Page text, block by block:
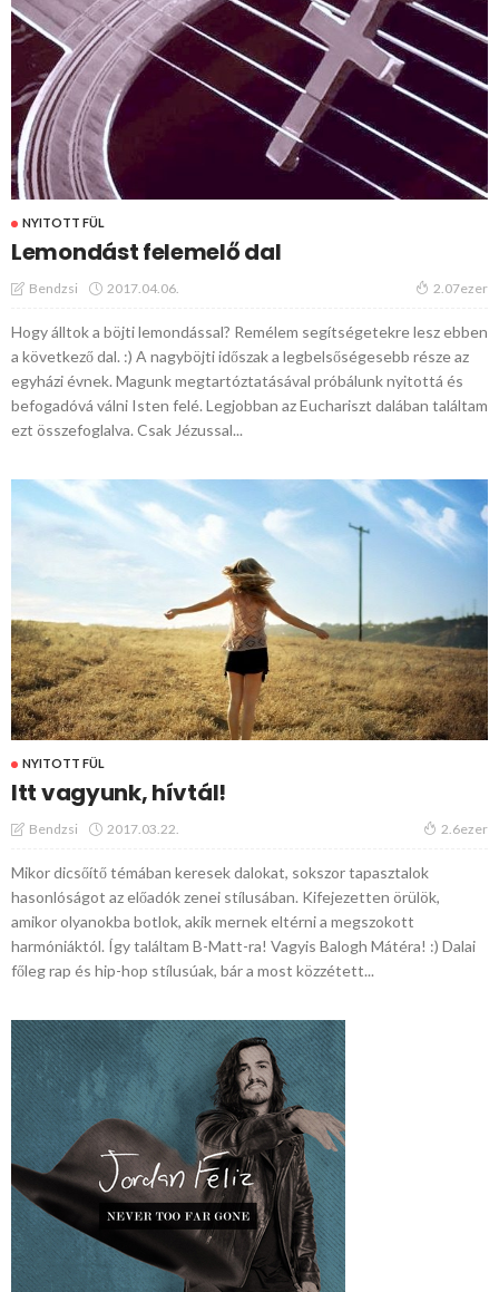
NYITOTT FÜL
Lemondást felemelő dal
Bendzsi 2017.04.06. 2.07ezer
Hogy álltok a böjti lemondással? Remélem segítségetekre lesz ebben
a következő dal. :) A nagyböjti időszak a legbelsőségesebb része az
egyházi évnek. Magunk megtartóztatásával próbálunk nyitottá és
befogadóvá válni Isten felé. Legjobban az Euchariszt dalában találtam
ezt összefoglalva. Csak Jézussal...
NYITOTT FÜL
Itt vagyunk, hívtál!
Bendzsi 2017.03.22. 2.6ezer
Mikor dicsőítő témában keresek dalokat, sokszor tapasztalok
hasonlóságot az előadók zenei stílusában. Kifejezetten örülök,
amikor olyanokba botlok, akik mernek eltérni a megszokott
harmóniáktól. Így találtam B-Matt-ra! Vagyis Balogh Mátéra! :) Dalai
főleg rap és hip-hop stílusúak, bár a most közzétett...